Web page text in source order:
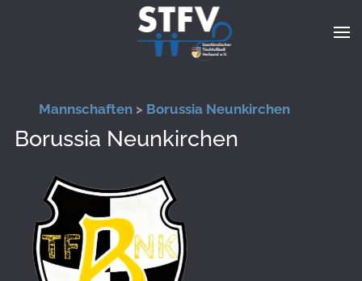
Zum Hauptinhalt springen
Mannschaften > Borussia Neunkirchen
Borussia Neunkirchen